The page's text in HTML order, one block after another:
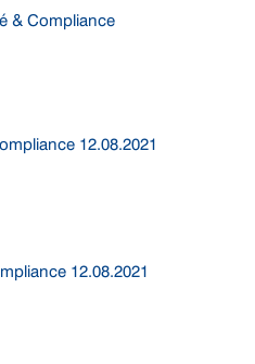
& Compliance
12.08.2021